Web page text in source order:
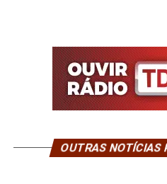
OUTRAS NOTÍCIAS